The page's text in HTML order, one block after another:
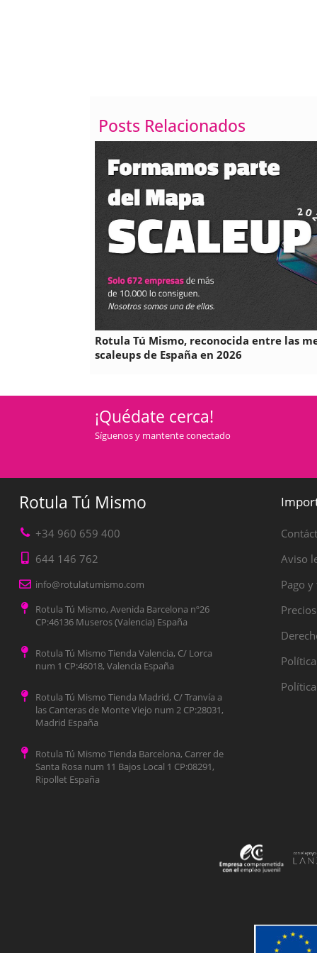
Posts Relacionados
Rotula Tú Mismo, reconocida entre las
scaleups de España en 2026
¡Quédate cerca!
Síguenos y mantente conectado
Rotula Tú Mismo
+34 960 659 400
644 146 762
info@rotulatumismo.com
Rotula Tú Mismo, Avenida Barcelona nº26
CP:46136 Museros (Valencia) España
Rotula Tú Mismo Tienda Valencia, C/ Lorca
num 1 CP:46018, Valencia España
Rotula Tú Mismo Tienda Madrid, C/ Tranvía a
las Canteras de Monte Viejo num 2 CP:28031,
Madrid España
Rotula Tú Mismo Tienda Barcelona, Carrer de
Santa Rosa num 11 Bajos Local 1 CP:08291,
Ripollet España
Aviso
Pago